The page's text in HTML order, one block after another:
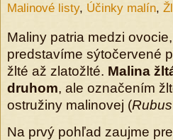
Malinové listy, Účinky malín,
Maliny patria medzi
predstavíme sýtočervené
žlté až zlatožlté. Malina
druhom, ale označením
ostružiny malinovej (
Na prvý pohľad zaujme